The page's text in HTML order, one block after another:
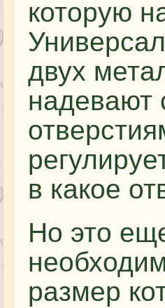
которую
двух
надевают
в какое
Но это
размер